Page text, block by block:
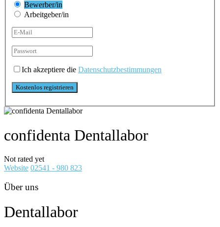
Bewerber/in
Arbeitgeber/in
Ich akzeptiere die Datenschutzbestimmungen
confidenta Dentallabor
Not rated yet
Website 02541 - 980 823
Über uns
Dentallabor